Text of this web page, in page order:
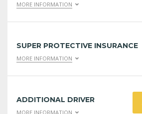
MORE INFORMATION
SUPER PROTECTIVE INSURANCE
MORE INFORMATION
ADDITIONAL DRIVER
MORE INFORMATION